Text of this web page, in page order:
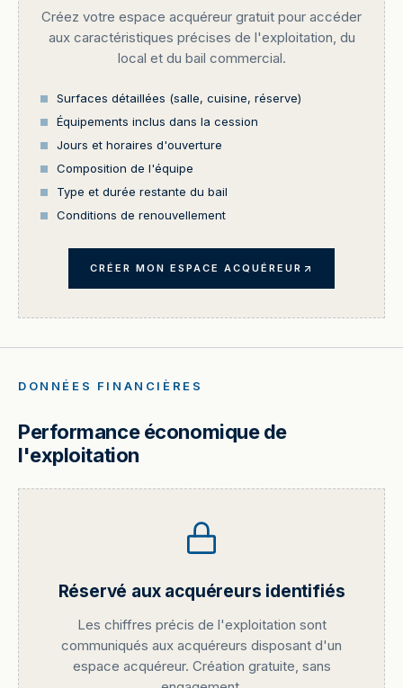
Créez votre espace acquéreur gratuit pour accéder
aux caractéristiques précises de l'exploitation, du
local et du bail commercial.
Surfaces détaillées (salle, cuisine, réserve)
Équipements inclus dans la cession
Jours et horaires d'ouverture
Composition de l'équipe
Type et durée restante du bail
Conditions de renouvellement
CRÉER MON ESPACE ACQUÉREUR
DONNÉES FINANCIÈRES
Performance économique de
l'exploitation
Réservé aux acquéreurs identifiés
Les chiffres précis de l'exploitation sont
communiqués aux acquéreurs disposant d'un
espace acquéreur. Création gratuite, sans